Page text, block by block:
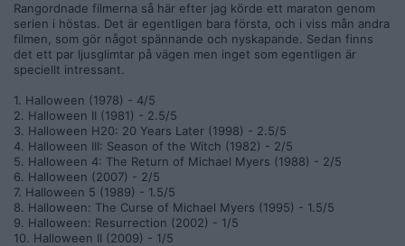
Rangordnade filmerna så här efter jag körde ett maraton genom
serien i höstas. Det är egentligen bara första, och i viss mån andra
filmen, som gör något spännande och nyskapande. Sedan finns
det ett par ljusglimtar på vägen men inget som egentligen är
speciellt intressant.
1. Halloween (1978) - 4/5
2. Halloween II (1981) - 2.5/5
3. Halloween H20: 20 Years Later (1998) - 2.5/5
4. Halloween III: Season of the Witch (1982) - 2/5
5. Halloween 4: The Return of Michael Myers (1988) - 2/5
6. Halloween (2007) - 2/5
7. Halloween 5 (1989) - 1.5/5
8. Halloween: The Curse of Michael Myers (1995) - 1.5/5
9. Halloween: Resurrection (2002) - 1/5
10. Halloween II (2009) - 1/5